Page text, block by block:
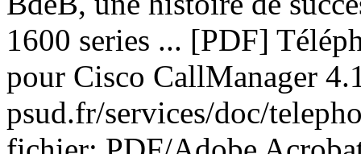
1600 series ... [PDF]
pour Cisco CallManager
psud.fr/services/doc/